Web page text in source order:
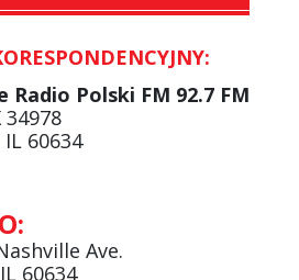
Radio Polski FM 92.7 FM
34978
60634
Ave.
60634
Krzysztof Wawer:
Komentator
facebook